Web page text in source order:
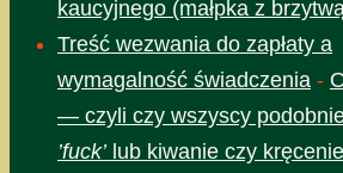
kaucyjnego (małpka z
Treść wezwania do zapłaty a
wymagalność świadczenia -
— czyli czy wszyscy
’fuck’lub kiwanie czy kręcenie